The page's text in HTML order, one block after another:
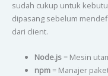
sudah cukup untuk
dipasang sebelum
dari client.
Node.js= Mesin
npm= Manajer